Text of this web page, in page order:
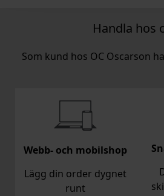
Handla hos
Som kund hos OC Oscarson
Webb- och mobilshop
Lägg din order dygnet
runt